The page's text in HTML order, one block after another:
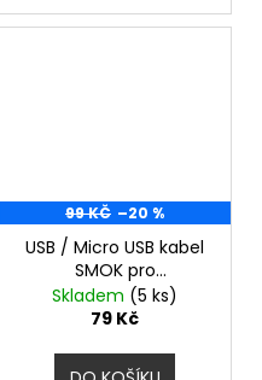
99 KČ –20 %
USB / Micro USB kabel
SMOK pro
elektronickou cigaretu
Skladem (5 ks)
79 Kč